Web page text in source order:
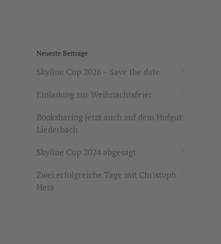
Neueste Beiträge
Skyline Cup 2026 – Save the date
Einladung zur Weihnachtsfeier
Booksharing jetzt auch auf dem Hofgut
Liederbach
Skyline Cup 2024 abgesagt
Zwei erfolgreiche Tage mit Christoph
Hess